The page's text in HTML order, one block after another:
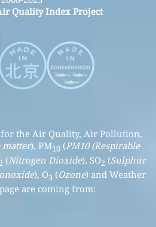
Quality Index Project
for the Air Quality, Air Pollution,
), PM10(PM10 (Respirable
(Nitrogen Dioxide), SO2 (Sulphur
), O3 (Ozone) and Weather
are coming from: